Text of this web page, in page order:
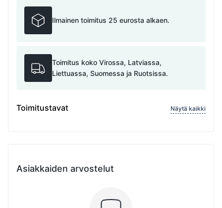
Ilmainen toimitus 25 eurosta alkaen.
Toimitus koko Virossa, Latviassa,
Liettuassa, Suomessa ja Ruotsissa.
Toimitustavat Näytä kaikki
Asiakkaiden arvostelut